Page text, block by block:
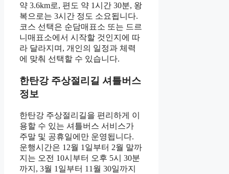
약 3.6km로, 편도 약 1시간 30분, 왕
복으로는 3시간 정도 소요됩니다.
코스 선택은 순담매표소 또는 드르
니매표소에서 시작할 것인지에 따
라 달라지며, 개인의 일정과 체력
에 맞춰 선택할 수 있습니다.
한탄강 주상절리길 셔틀버스
정보
한탄강 주상절리길을 편리하게 이
용할 수 있는 셔틀버스 서비스가
주말 및 공휴일에만 운영됩니다.
운행시간은 12월 1일부터 2월 말까
지는 오전 10시부터 오후 5시 30분
까지, 3월 1일부터 11월 30일까지